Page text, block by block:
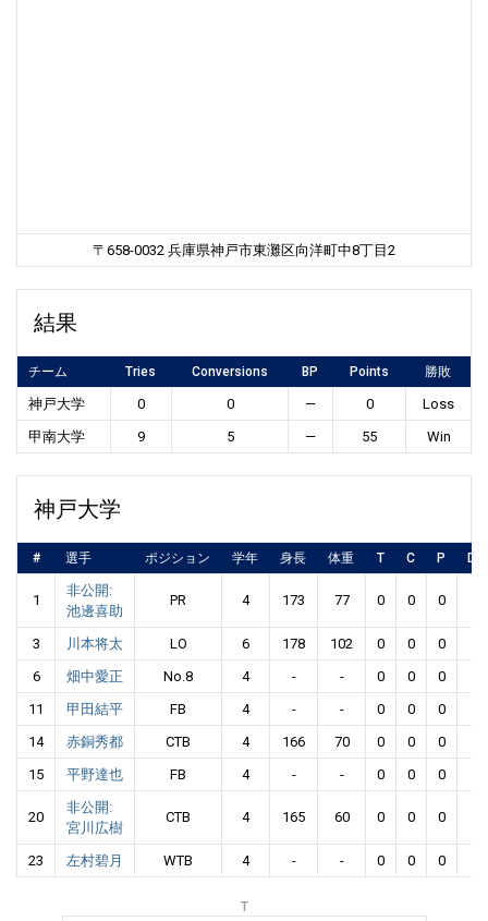
〒658-0032 兵庫県神戸市東灘区向洋町中8丁目2
結果
チーム Tries Conversions BP Points 勝敗
神戸大学 0 0 — 0
Loss
甲南大学
9 5 — 55 Win
神戸大学
# 選手 ポジション 学年 身長 体重 T C P DG
1
非公開:
池邊喜助
PR 4 173 77 0 0 0
3 川本将太 LO 6 178 102 0 0 0
6
畑中愛正 No.8 4 - - 0 0 0
11
甲田結平 FB 4 - - 0 0 0
14
赤銅秀都 CTB 4 166 70 0 0 0
15
平野達也 FB 4 - - 0 0 0
20
非公開:
宮川広樹
CTB 4 165 60 0 0 0
23 左村碧月 WTB 4 - - 0 0 0
T